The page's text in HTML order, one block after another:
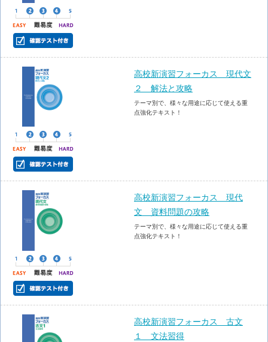
高校新演習フォーカス 現代文
２ 解法と攻略
テーマ別で、様々な用途に応じて使える重
点強化テキスト！
高校新演習フォーカス 現代
文 資料問題の攻略
テーマ別で、様々な用途に応じて使える重
点強化テキスト！
高校新演習フォーカス 古文
１ 文法習得